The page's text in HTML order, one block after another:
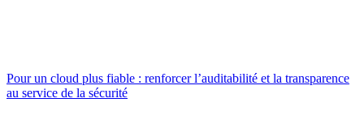
Pour un cloud plus fiable : renforcer l’auditabilité et la transparence
au service de la sécurité